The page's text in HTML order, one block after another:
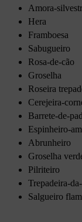
Amora-
Hera
Framboesa
Sabugueiro
Rosa-de-cão
Groselha
Roseira
Cerejeira-
Barrete-de-
Espinheiro-
Abrunheiro
Groselha
Pilriteiro
Trepadeira-
Salgueiro